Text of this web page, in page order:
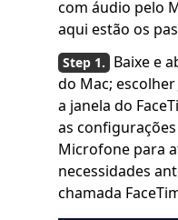
com áudio pelo
aqui estão os
Baixe e
do Mac; escolher
a janela do
as
Microfone para
necessidades
chamada